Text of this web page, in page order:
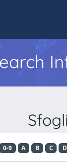
0-9 A B C D